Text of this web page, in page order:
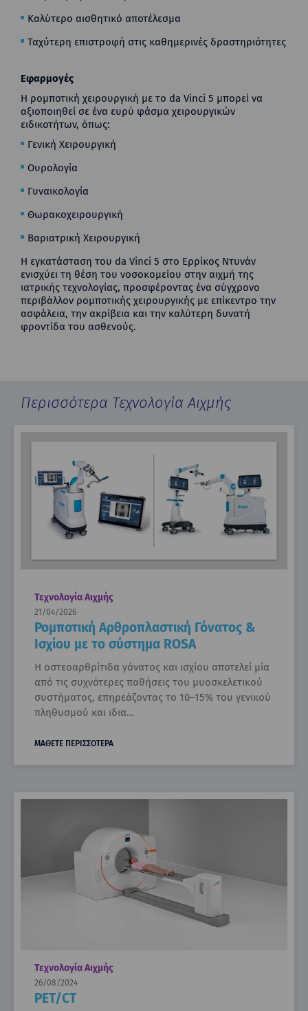
Καλύτερο αισθητικό αποτέλεσμα
Ταχύτερη επιστροφή στις καθημερινές δραστηριότητες
Εφαρμογές
Η ρομποτική χειρουργική με το da Vinci 5 μπορεί να
αξιοποιηθεί σε ένα ευρύ φάσμα χειρουργικών
ειδικοτήτων, όπως:
Γενική Χειρουργική
Ουρολογία
Γυναικολογία
Θωρακοχειρουργική
Βαριατρική Χειρουργική
Η εγκατάσταση του da Vinci 5 στο Ερρίκος Ντυνάν
ενισχύει τη θέση του νοσοκομείου στην αιχμή της
ιατρικής τεχνολογίας, προσφέροντας ένα σύγχρονο
περιβάλλον ρομποτικής χειρουργικής με επίκεντρο την
ασφάλεια, την ακρίβεια και την καλύτερη δυνατή
φροντίδα του ασθενούς.
Περισσότερα Τεχνολογία Αιχμής
Τεχνολογία Αιχμής
21/04/2026
Ρομποτική Αρθροπλαστική Γόνατος &
Ισχίου με το σύστημα ROSA
Η οστεοαρθρίτιδα γόνατος και ισχίου αποτελεί μία
από τις συχνότερες παθήσεις του μυοσκελετικού
συστήματος, επηρεάζοντας το 10–15% του γενικού
πληθυσμού και ιδια…
ΜΑΘΕΤΕ ΠΕΡΙΣΣΟΤΕΡΑ
Τεχνολογία Αιχμής
26/08/2024
PET/CT